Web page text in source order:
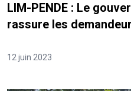
LIM-PENDE : Le
rassure les
12 juin 2023